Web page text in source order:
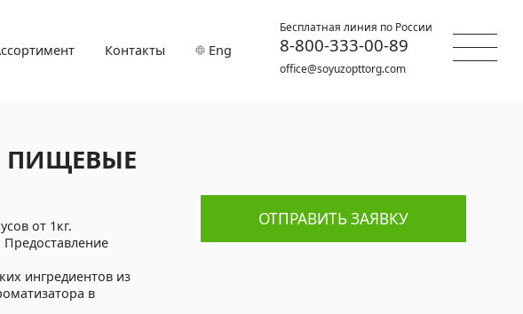
ПИЩЕВЫЕ
от 1кг.
ингредиентов из
в
ОТПРАВИТЬ ЗАЯВКУ
Контакты Eng
Бесплатная линия по России
8-800-333-00-89
office@soyuzopttorg.com